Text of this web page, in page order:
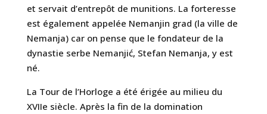
et servait d’entrepôt de munitions. La forteresse
est également appelée Nemanjin grad (la ville de
Nemanja) car on pense que le fondateur de la
dynastie serbe Nemanjić, Stefan Nemanja, y est
né.
La Tour de l’Horloge a été érigée au milieu du
XVIIe siècle. Après la fin de la domination